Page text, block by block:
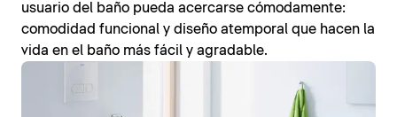
usuario del baño pueda acercarse cómodamente:
comodidad funcional y diseño atemporal que hacen la
vida en el baño más fácil y agradable.